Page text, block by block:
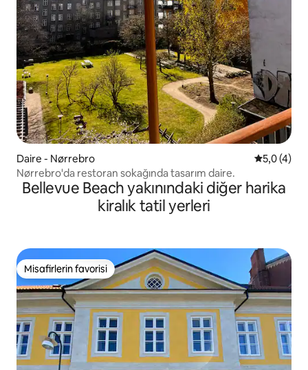
Daire - Nørrebro 55,0 (4)
Nørrebro'da restoran sokağında tasarım daire.
Bellevue Beach yakınındaki diğer harika
kiralık tatil yerleri
Misafirlerin favorisi
Misafirlerin favorisi